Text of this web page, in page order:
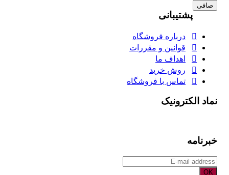
قیمتصافی
پشتیبانی
درباره فروشگاه
قوانین و مقررات
اهداف ما
روش خرید
تماس با فروشگاه
نماد الکترونیک
خبرنامه